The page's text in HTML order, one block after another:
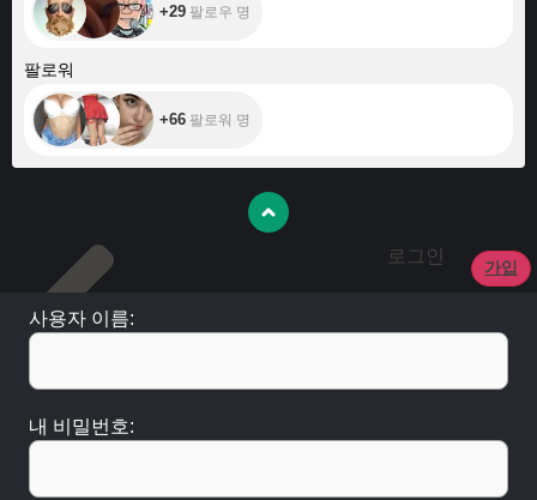
+29 팔로우 명
팔로워
+66 팔로워 명
로그인
가입
사용자 이름:
내 비밀번호: